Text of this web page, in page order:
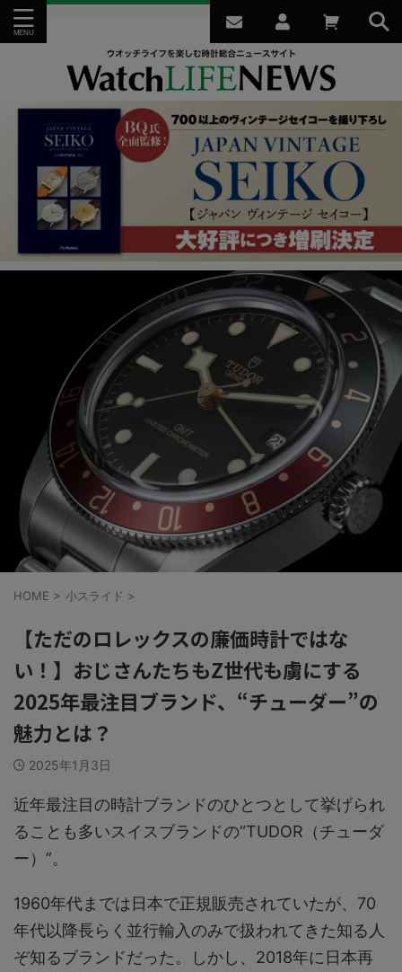
HOME > 小スライド >
【ただのロレックスの廉価時計ではな
い！】おじさんたちもZ世代も虜にする
2025年最注目ブランド、“チューダー”の
魅力とは？
2025年1月3日
近年最注目の時計ブランドのひとつとして挙げられ
ることも多いスイスブランドの“TUDOR（チューダ
ー）”。
1960年代までは日本で正規販売されていたが、70
年代以降長らく並行輸入のみで扱われてきた知る人
ぞ知るブランドだった。しかし、2018年に日本再